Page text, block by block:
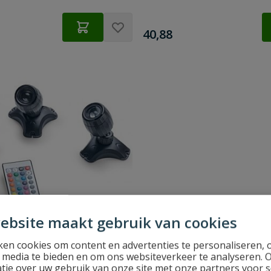
maakt gebruik van cookies
cookies om content en advertenties te personaliseren,
te bieden en om ons websiteverkeer te analyseren.
over uw gebruik van onze site met onze partners voor
€
40,88
LED RGBW Set 3